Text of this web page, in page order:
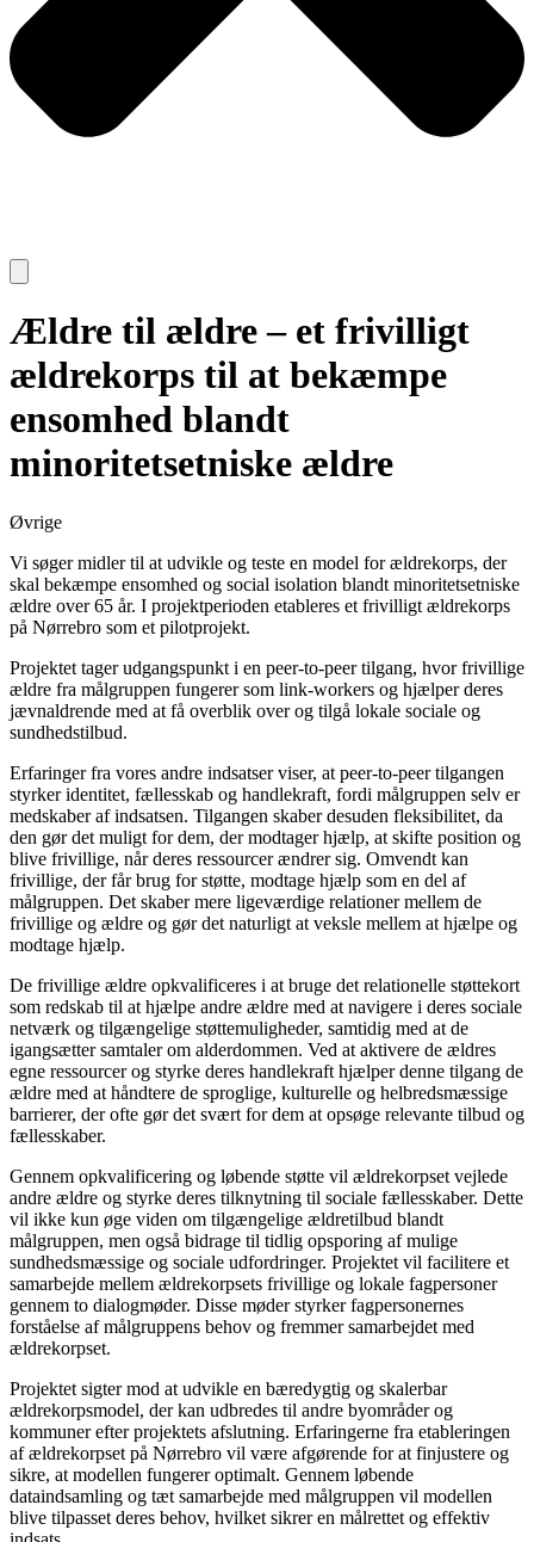
Ældre til ældre – et frivilligt
ældrekorps til at bekæmpe
ensomhed blandt
minoritetsetniske ældre
Øvrige
Vi søger midler til at udvikle og teste en model for ældrekorps, der
skal bekæmpe ensomhed og social isolation blandt minoritetsetniske
ældre over 65 år. I projektperioden etableres et frivilligt ældrekorps
på Nørrebro som et pilotprojekt.
Projektet tager udgangspunkt i en peer-to-peer tilgang, hvor frivillige
ældre fra målgruppen fungerer som link-workers og hjælper deres
jævnaldrende med at få overblik over og tilgå lokale sociale og
sundhedstilbud.
Erfaringer fra vores andre indsatser viser, at peer-to-peer tilgangen
styrker identitet, fællesskab og handlekraft, fordi målgruppen selv er
medskaber af indsatsen. Tilgangen skaber desuden fleksibilitet, da
den gør det muligt for dem, der modtager hjælp, at skifte position og
blive frivillige, når deres ressourcer ændrer sig. Omvendt kan
frivillige, der får brug for støtte, modtage hjælp som en del af
målgruppen. Det skaber mere ligeværdige relationer mellem de
frivillige og ældre og gør det naturligt at veksle mellem at hjælpe og
modtage hjælp.
De frivillige ældre opkvalificeres i at bruge det relationelle støttekort
som redskab til at hjælpe andre ældre med at navigere i deres sociale
netværk og tilgængelige støttemuligheder, samtidig med at de
igangsætter samtaler om alderdommen. Ved at aktivere de ældres
egne ressourcer og styrke deres handlekraft hjælper denne tilgang de
ældre med at håndtere de sproglige, kulturelle og helbredsmæssige
barrierer, der ofte gør det svært for dem at opsøge relevante tilbud og
fællesskaber.
Gennem opkvalificering og løbende støtte vil ældrekorpset vejlede
andre ældre og styrke deres tilknytning til sociale fællesskaber. Dette
vil ikke kun øge viden om tilgængelige ældretilbud blandt
målgruppen, men også bidrage til tidlig opsporing af mulige
sundhedsmæssige og sociale udfordringer. Projektet vil facilitere et
samarbejde mellem ældrekorpsets frivillige og lokale fagpersoner
gennem to dialogmøder. Disse møder styrker fagpersonernes
forståelse af målgruppens behov og fremmer samarbejdet med
ældrekorpset.
Projektet sigter mod at udvikle en bæredygtig og skalerbar
ældrekorpsmodel, der kan udbredes til andre byområder og
kommuner efter projektets afslutning. Erfaringerne fra etableringen
af ældrekorpset på Nørrebro vil være afgørende for at finjustere og
sikre, at modellen fungerer optimalt. Gennem løbende
dataindsamling og tæt samarbejde med målgruppen vil modellen
blive tilpasset deres behov, hvilket sikrer en målrettet og effektiv